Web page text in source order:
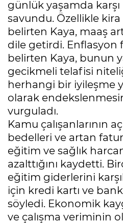
günlük yaşamda karşı
savundu. Özellikle
belirten Kaya, maaş
dile getirdi. Enflasyon
belirten Kaya, bunun
gecikmeli telafisi
herhangi bir iyileşme
olarak
vurguladı.
Kamu çalışanlarının
bedelleri ve artan
eğitim ve sağlık
azalttığını kaydetti.
eğitim giderlerini
için kredi kartı ve
söyledi. Ekonomik
ve çalışma veriminin